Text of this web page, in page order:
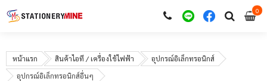
00
หน้าแรก สินค้าไอที / เครื่องใช้ไฟฟ้า
อุปกรณ์อิเล็กทรอนิกส์
อุปกรณ์อิเล็กทรอนิกส์อื่นๆ